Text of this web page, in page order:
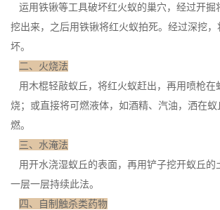
运用铁锹等工具破坏红火蚁的巢穴，经过开掘
挖出来，之后用铁锹将红火蚁拍死。经过深挖，
坏。
二、火烧法
用木棍轻敲蚁丘，将红火蚁赶出，再用喷枪在
烧；或直接将可燃液体，如酒精、汽油，洒在
燃。
三、水淹法
用开水浇湿蚁丘的表面，再用铲子挖开蚁丘的
一层一层持续此法。
四、自制触杀类药物